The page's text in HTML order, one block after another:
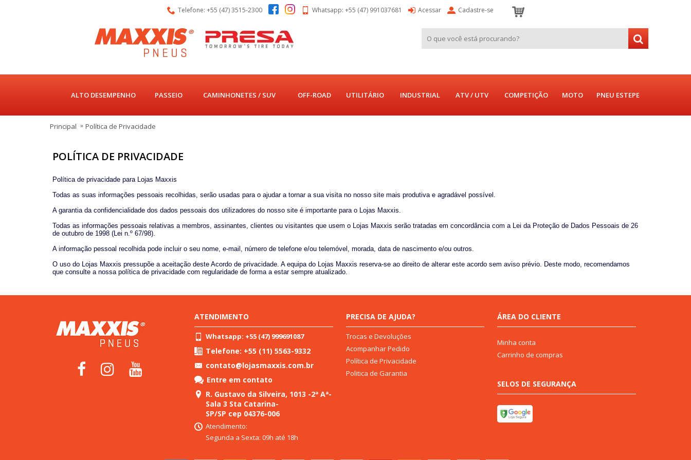
Telefone: +55 (47) 3515-2300 Whatsapp: +55 (47) 991037681 Acessar Cadastre-se
ALTO DESEMPENHO PASSEIO CAMINHONETES / SUV OFF-ROAD UTILITÁRIO INDUSTRIAL ATV / UTV COMPETIÇÃO MOTO PNEU ESTEPE
Principal Política de Privacidade
POLÍTICA DE PRIVACIDADE
Política de privacidade para Lojas Maxxis
Todas as suas informações pessoais recolhidas, serão usadas para o ajudar a tornar a sua visita no nosso site mais produtiva e agradável possível.
A garantia da confidencialidade dos dados pessoais dos utilizadores do nosso site é importante para o Lojas Maxxis.
Todas as informações pessoais relativas a membros, assinantes, clientes ou visitantes que usem o Lojas Maxxis serão tratadas em concordância com a Lei da Proteção de Dados Pessoais de 26
de outubro de 1998 (Lei n.º 67/98).
A informação pessoal recolhida pode incluir o seu nome, e-mail, número de telefone e/ou telemóvel, morada, data de nascimento e/ou outros.
O uso do Lojas Maxxis pressupõe a aceitação deste Acordo de privacidade. A equipa do Lojas Maxxis reserva-se ao direito de alterar este acordo sem aviso prévio. Deste modo, recomendamos
que consulte a nossa política de privacidade com regularidade de forma a estar sempre atualizado.
ATENDIMENTO
Whatsapp: +55 (47) 999691087
Telefone: +55 (11) 5563-9332
contato@lojasmaxxis.com.br
Entre em contato
R. Gustavo da Silveira, 1013 -2ª Aª-
Sala 3 Sta Catarina-
SP/SP cep 04376-006
Atendimento:
Segunda a Sexta: 09h até 18h
PRECISA DE AJUDA?
Trocas e Devoluções
Acompanhar Pedido
Política de Privacidade
Politica de Garantia
ÁREA DO CLIENTE
Minha conta
Carrinho de compras
SELOS DE SEGURANÇA